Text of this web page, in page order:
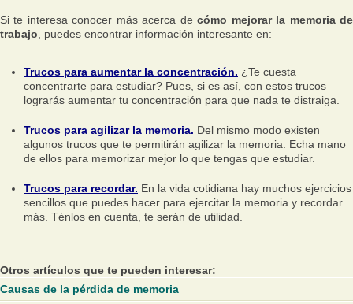
Si te interesa conocer más acerca decómo mejorar la memoria de
trabajo , puedes encontrar información interesante en:
Trucos para aumentar la concentración. ¿Te cuesta
concentrarte para estudiar? Pues, si es así, con estos trucos
lograrás aumentar tu concentración para que nada te distraiga.
Trucos para agilizar la memoria. Del mismo modo existen
algunos trucos que te permitirán agilizar la memoria. Echa mano
de ellos para memorizar mejor lo que tengas que estudiar.
Trucos para recordar. En la vida cotidiana hay muchos ejercicios
sencillos que puedes hacer para ejercitar la memoria y recordar
más. Ténlos en cuenta, te serán de utilidad.
Otros artículos que te pueden interesar:
Causas de la pérdida de memoria